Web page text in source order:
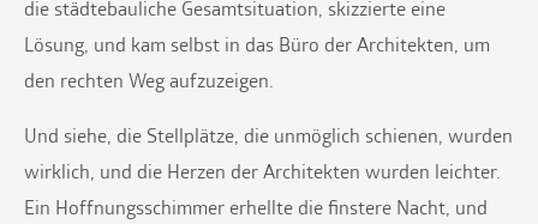
die städtebauliche Gesamtsituation, skizzierte eine
Lösung, und kam selbst in das Büro der Architekten, um
den rechten Weg aufzuzeigen.
Und siehe, die Stellplätze, die unmöglich schienen, wurden
wirklich, und die Herzen der Architekten wurden leichter.
Ein Hoffnungsschimmer erhellte die finstere Nacht, und